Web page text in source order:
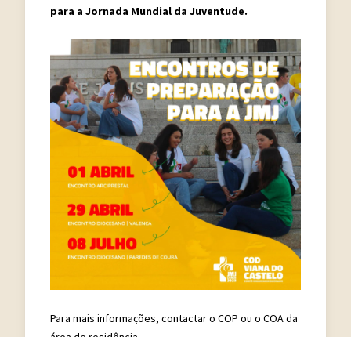
para a Jornada Mundial da Juventude.
Para mais informações, contactar o COP ou o COA da